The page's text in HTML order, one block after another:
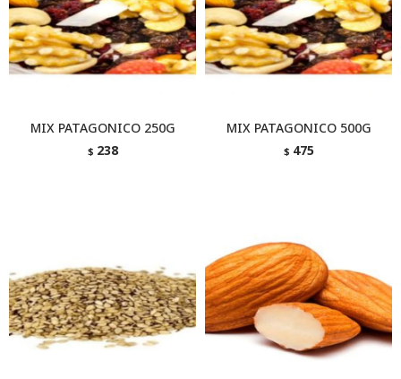
MIX PATAGONICO 250G
$ 238
MIX PATAGONICO 500G
$ 475